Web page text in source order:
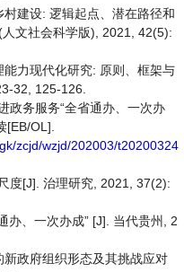
建设: 逻辑起点、潜在路径和
文社会科学版), 2021, 42(5):
力现代化研究: 原则、框架与
32, 125-126.
政务服务“全省通办、一次办
[EB/OL].
zcjd/wzjd/202003/t20200324
度[J]. 治理研究, 2021, 37(2):
办、一次办成” [J]. 当代贵州, 2
政府组织形态及其挑战应对